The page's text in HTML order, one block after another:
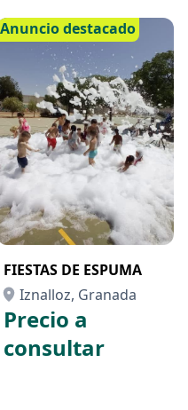
Anuncio destacado
FIESTAS DE ESPUMA
Iznalloz, Granada
Precio a
consultar